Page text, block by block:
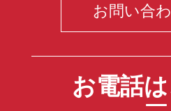
お問い合
お電話